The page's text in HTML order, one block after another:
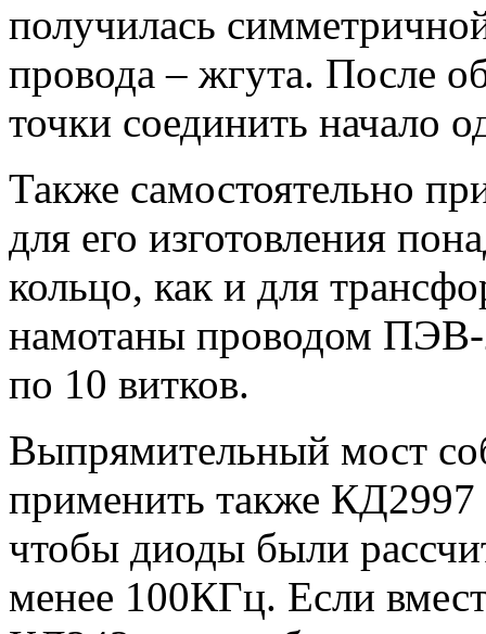
получилась
провода – жгута. После
точки соединить начало
Также самостоятельно
для его изготовления
кольцо, как и для
намотаны проводом
по 10 витков.
Выпрямительный мост
применить также
чтобы диоды были
менее 100КГц. Если